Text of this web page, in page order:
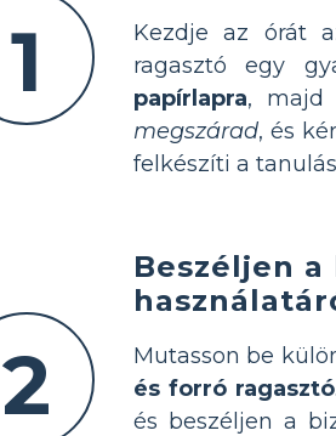
1
Kezdje az órát
ragasztó egy
papírlapra, majd
megszárad, és
felkészíti a
2
Beszéljen
Mutasson be
és forró ragasztó.
és beszéljen a